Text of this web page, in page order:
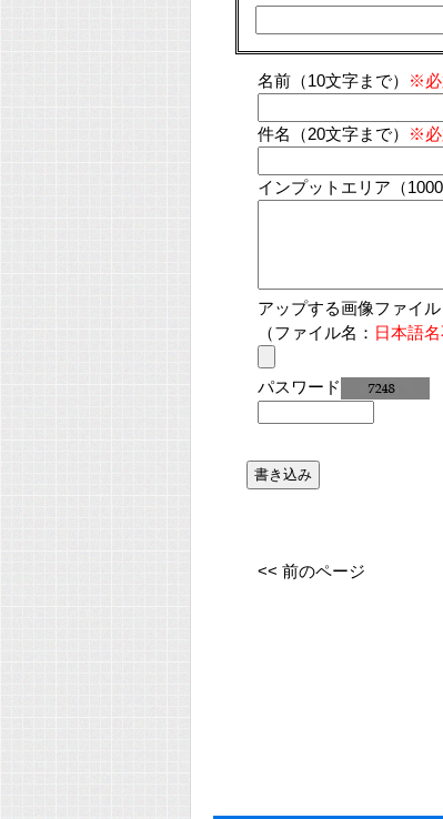
名前（10文字まで） ※必
件名（20文字まで） ※必
インプットエリア（1000
アップする画像ファイル
（ファイル名： 日本語
パスワード
<< 前のページ